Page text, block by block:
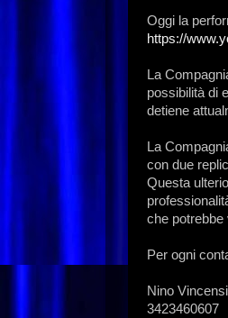
Oggi la
https://
La
possibilità di
detiene
La
con due
Questa
che potrebbe
Per ogni
Nino Vincensi
3423460607